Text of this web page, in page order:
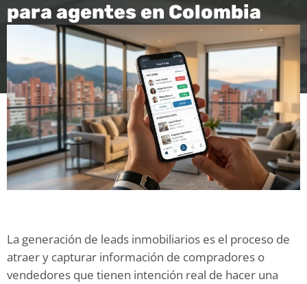
para agentes en Colombia
La generación de leads inmobiliarios es el proceso de
atraer y capturar información de compradores o
vendedores que tienen intención real de hacer una